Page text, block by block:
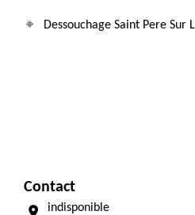
Dessouchage Saint Pere Sur
Contact
indisponible